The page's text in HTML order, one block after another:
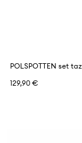
129,90 €